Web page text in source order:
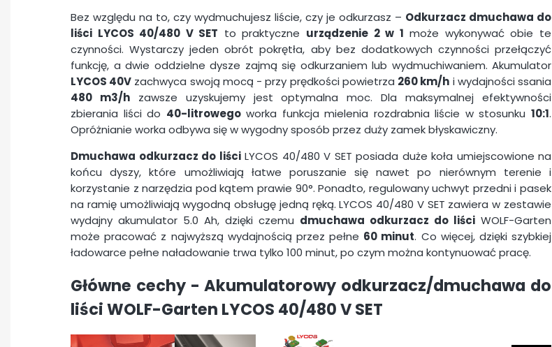
Bez względu na to, czy wydmuchujesz liście, czy je odkurzasz – Odkurzacz dmuchawa do
liści LYCOS 40/480 V SET to praktyczne urządzenie 2 w 1 może wykonywać obie te
czynności. Wystarczy jeden obrót pokrętła, aby bez dodatkowych czynności przełączyć
funkcję, a dwie oddzielne dysze zajmą się odkurzaniem lub wydmuchiwaniem. Akumulator
LYCOS 40V zachwyca swoją mocą - przy prędkości powietrza 260 km/h i wydajności ssania
480 m3/hzawsze uzyskujemy jest optymalna moc. Dla maksymalnej efektywności
zbierania liści do 40-litrowegoworka funkcja mielenia rozdrabnia liście w stosunku10:1.
Opróżnianie worka odbywa się w wygodny sposób przez duży zamek błyskawiczny.
Dmuchawa odkurzacz do liściLYCOS 40/480 V SET posiada duże koła umiejscowione na
końcu dyszy, które umożliwiają łatwe poruszanie się nawet po nierównym terenie i
korzystanie z narzędzia pod kątem prawie 90°. Ponadto, regulowany uchwyt przedni i pasek
na ramię umożliwiają wygodną obsługę jedną ręką. LYCOS 40/480 V SET zawiera w zestawie
wydajny akumulator 5.0 Ah, dzięki czemu dmuchawa odkurzacz do liści WOLF-Garten
może pracować z najwyższą wydajnością przez pełne 60 minut. Co więcej, dzięki szybkiej
ładowarce pełne naładowanie trwa tylko 100 minut, po czym można kontynuować pracę.
Główne cechy -Akumulatorowy odkurzacz/dmuchawa do
liści WOLF-Garten LYCOS 40/480 V SET